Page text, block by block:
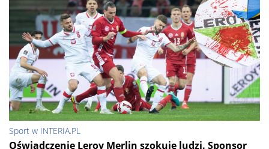
Sport w INTERIA.PL
Oświadczenie Leroy Merlin szokuje ludzi. Sponsor